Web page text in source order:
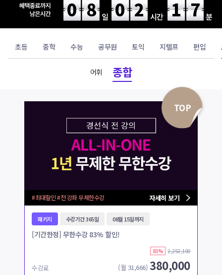
08 02 17
초등 중학 수능 공무원 토익 지텔프 편입
어휘 종합
TOP
#최대할인 #전 강좌 무제한수강 자세히 보기
패키지 수강기간 365일 08월 15일까지
[기간한정] 무한수강 83% 할인!
83% 2,252,100
수강료 (월 31,666) 380,000